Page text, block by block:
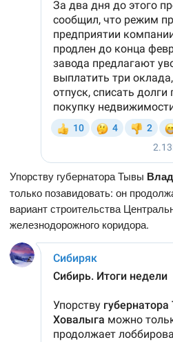
Упорству губернатора Тывы
только позавидовать: он
вариант строительства
железнодорожного коридора.